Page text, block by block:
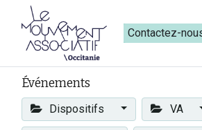
Contactez-
Événements
Dispositifs VA